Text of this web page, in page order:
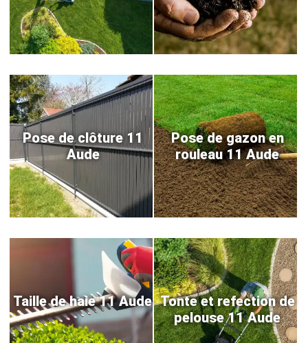
Pose de clôture 11
Aude
Pose de gazon en
rouleau 11 Aude
Taille de haie 11 Aude Tonte et refection de
pelouse 11 Aude